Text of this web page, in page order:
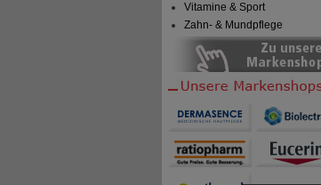
Vitamine & Sport
Zahn- & Mundpflege